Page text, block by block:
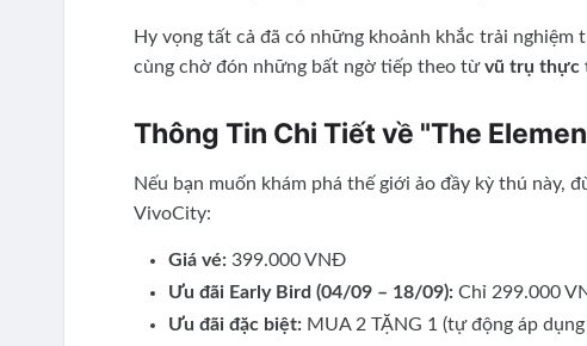
Hy vọng tất cả đã có những khoảnh khắc trải
cùng chờ đón những bất ngờ tiếp theo từvũ trụ thực
Thông Tin Chi Tiết về "The
Nếu bạn muốn khám phá thế giới ảo đầy kỳ thú này,
VivoCity:
Giá vé: 399.000 VNĐ
Ưu đãi Early Bird (04/09 – 18/09): Chỉ 299.000
Ưu đãi đặc biệt: MUA 2 TẶNG 1 (tự động áp